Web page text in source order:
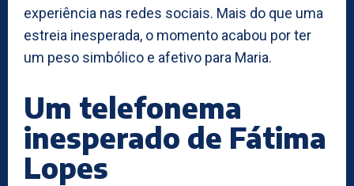
experiência nas redes sociais. Mais do que uma
estreia inesperada, o momento acabou por ter
um peso simbólico e afetivo para Maria.
Um telefonema
inesperado de Fátima
Lopes